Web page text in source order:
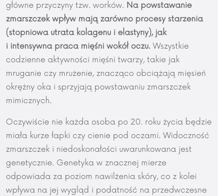
główne przyczyny tzw. worków. Na powstawanie
zmarszczek wpływ mają zarówno procesy starzenia
(stopniowa utrata kolagenu i elastyny), jak
i intensywna praca mięśni wokół oczu. Wszystkie
codzienne aktywności mięśni twarzy, takie jak
mruganie czy mrużenie, znacząco obciążają mięsień
okrężny oka i sprzyjają powstawaniu zmarszczek
mimicznych.
Oczywiście nie każda osoba po 20. roku życia będzie
miała kurze łapki czy cienie pod oczami. Widoczność
zmarszczek i niedoskonałości uwarunkowana jest
genetycznie. Genetyka w znacznej mierze
odpowiada za poziom nawilżenia skóry, co z kolei
wpływa na jej wygląd i podatność na przedwczesne